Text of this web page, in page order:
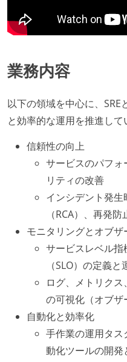
業務内容
以下の領域を中心に、
と効率的な運用を推進して
信頼性の向上
サービスのパフ
リティの改善
インシデント発
（RCA）、再発
モニタリングとオブザ
サービスレベル指
（SLO）の定義と
ログ、メトリク
の可視化（オブ
自動化と効率化
手作業の運用タ
動化ツールの開発